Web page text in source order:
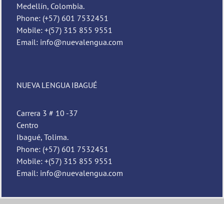
Medellín, Colombia.
Phone: (+57) 601 7532451
Mobile: +(57) 315 855 9551
Email: info@nuevalengua.com
NUEVA LENGUA IBAGUÉ
Carrera 3 # 10 -37
Centro
Ibagué, Tolima.
Phone: (+57) 601 7532451
Mobile: +(57) 315 855 9551
Email: info@nuevalengua.com